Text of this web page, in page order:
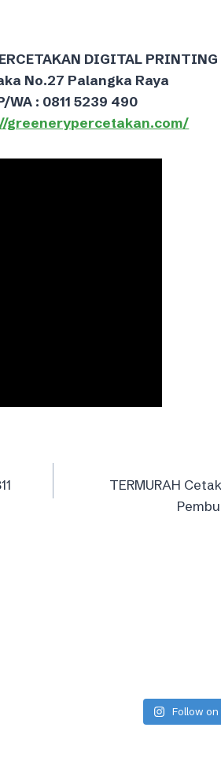
DIGITAL PRINTING
No.27 Palangka Raya
WA : 0811 5239 490
greenerypercetakan.com/
TERMURAH
Follow